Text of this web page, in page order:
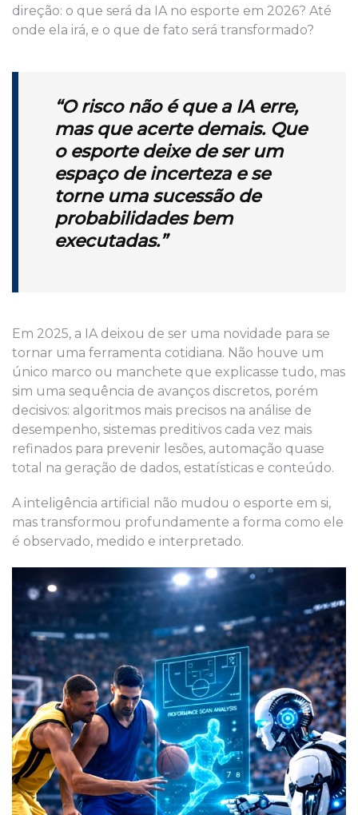
direção: o que será da IA no esporte em 2026? Até
onde ela irá, e o que de fato será transformado?
“O risco não é que a IA erre,
mas que acerte demais. Que
o esporte deixe de ser um
espaço de incerteza ese
torne uma sucessão de
probabilidades bem
executadas.”
Em 2025, a IA deixou de ser uma novidade para se
tornar uma ferramenta cotidiana. Não houve um
único marco ou manchete que explicasse tudo, mas
sim uma sequência de avanços discretos, porém
decisivos: algoritmos mais precisos na análise de
desempenho, sistemas preditivos cada vez mais
refinados para prevenir lesões, automação quase
total na geração de dados, estatísticas e conteúdo.
A inteligência artificial não mudou o esporte em si,
mas transformou profundamente a forma como ele
é observado, medido e interpretado.